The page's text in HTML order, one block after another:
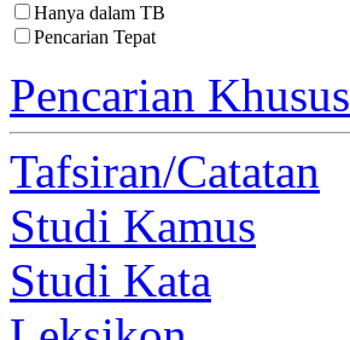
Hanya dalam TB
Pencarian Tepat
Pencarian Khusus
Tafsiran/Catatan
Studi Kamus
Studi Kata